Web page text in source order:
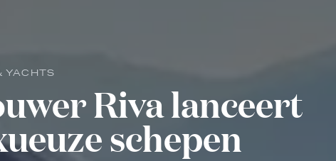
YACHTS
Riva lanceert
schepen